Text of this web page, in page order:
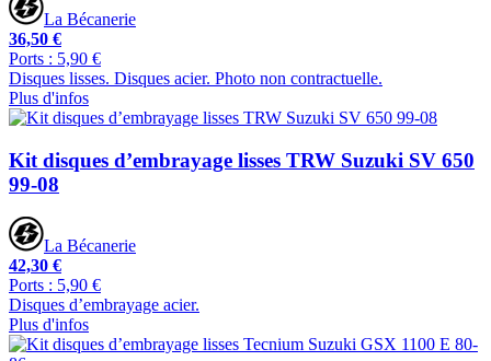
La Bécanerie
36,50 €
Ports : 5,90 €
Disques lisses. Disques acier. Photo non contractuelle.
Plus d'infos
Kit disques d’embrayage lisses TRW Suzuki SV 650
99-08
La Bécanerie
42,30 €
Ports : 5,90 €
Disques d’embrayage acier.
Plus d'infos